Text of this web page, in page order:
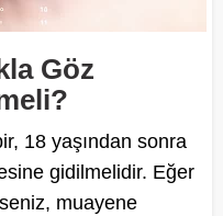
Göz
18 yaşından sonra
gidilmelidir. Eğer
muayene